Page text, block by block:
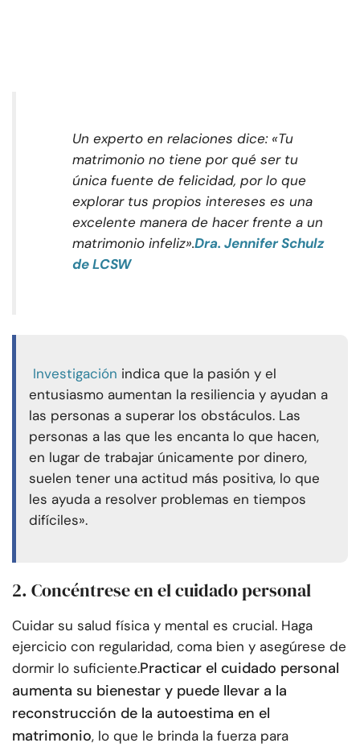
Un experto en relaciones dice: «Tu
matrimonio no tiene por qué ser tu
única fuente de felicidad, por lo que
explorar tus propios intereses es una
excelente manera de hacer frente a un
matrimonio infeliz».Dra. Jennifer Schulz
de LCSW
Investigación indica que la pasión y el
entusiasmo aumentan la resiliencia y ayudan a
las personas a superar los obstáculos. Las
personas a las que les encanta lo que hacen,
en lugar de trabajar únicamente por dinero,
suelen tener una actitud más positiva, lo que
les ayuda a resolver problemas en tiempos
difíciles».
2. Concéntrese en el cuidado personal
Cuidar su salud física y mental es crucial. Haga
ejercicio con regularidad, coma bien y asegúrese de
dormir lo suficiente.Practicar el cuidado personal
aumenta su bienestar y puede llevar a la
reconstrucción de la autoestima en el
matrimonio, lo que le brinda la fuerza para